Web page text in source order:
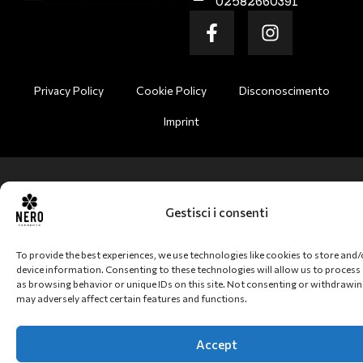
Gestisci i consenti
To provide the best experiences, we use technologies like cookies to store
device information. Consenting to these technologies will allow us to process
as browsing behavior or unique IDs on this site. Not consenting or
may adversely affect certain features and functions.
Accept
Privacy Policy Cookie Policy Disconoscimento
Imprint